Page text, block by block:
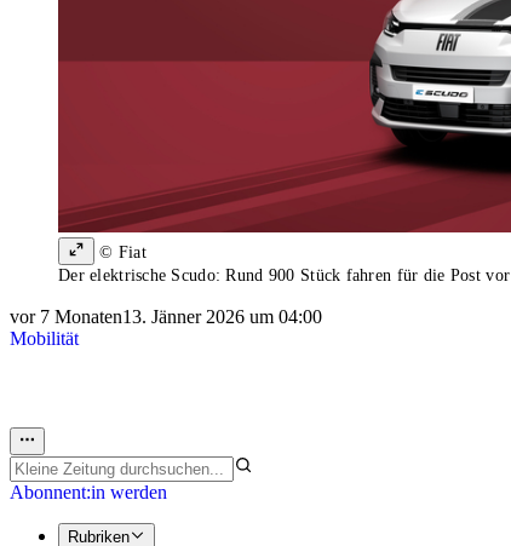
© Fiat
Der elektrische Scudo: Rund 900 Stück fahren für die Post vor
vor 7 Monaten13. Jänner 2026 um 04:00
Mobilität
Abonnent:in werden
Rubriken